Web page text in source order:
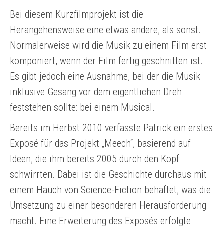
Bei diesem Kurzfilmprojekt ist die
Herangehensweise eine etwas andere, als sonst.
Normalerweise wird die Musik zu einem Film erst
komponiert, wenn der Film fertig geschnitten ist.
Es gibt jedoch eine Ausnahme, bei der die Musik
inklusive Gesang vor dem eigentlichen Dreh
feststehen sollte: bei einem Musical.
Bereits im Herbst 2010 verfasste Patrick ein erstes
Exposé für das Projekt „Meech“, basierend auf
Ideen, die ihm bereits 2005 durch den Kopf
schwirrten. Dabei ist die Geschichte durchaus mit
einem Hauch von Science-Fiction behaftet, was die
Umsetzung zu einer besonderen Herausforderung
macht. Eine Erweiterung des Exposés erfolgte